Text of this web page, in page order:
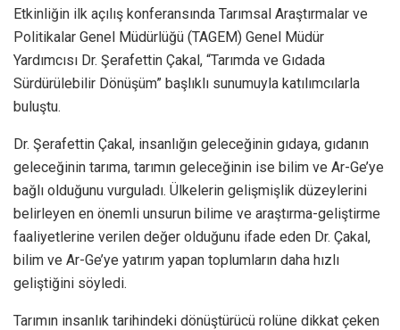
Etkinliğin ilk açılış konferansında Tarımsal Araştırmalar ve
Politikalar Genel Müdürlüğü (TAGEM) Genel Müdür
Yardımcısı Dr. Şerafettin Çakal, “Tarımda ve Gıdada
Sürdürülebilir Dönüşüm” başlıklı sunumuyla katılımcılarla
buluştu.
Dr. Şerafettin Çakal, insanlığın geleceğinin gıdaya, gıdanın
geleceğinin tarıma, tarımın geleceğinin ise bilim ve Ar-Ge’ye
bağlı olduğunu vurguladı. Ülkelerin gelişmişlik düzeylerini
belirleyen en önemli unsurun bilime ve araştırma-geliştirme
faaliyetlerine verilen değer olduğunu ifade eden Dr. Çakal,
bilim ve Ar-Ge’ye yatırım yapan toplumların daha hızlı
geliştiğini söyledi.
Tarımın insanlık tarihindeki dönüştürücü rolüne dikkat çeken